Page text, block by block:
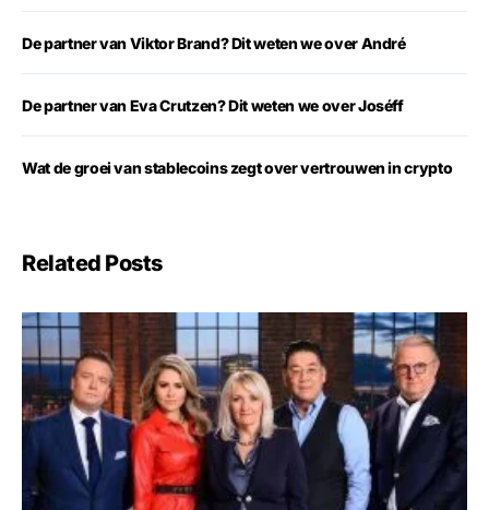
De partner van Viktor Brand? Dit weten we over André
De partner van Eva Crutzen? Dit weten we over Joséff
Wat de groei van stablecoins zegt over vertrouwen in crypto
Related Posts